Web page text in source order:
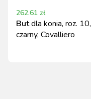
262.61 zł
Butdla konia, roz. 10,
czarny, Covalliero